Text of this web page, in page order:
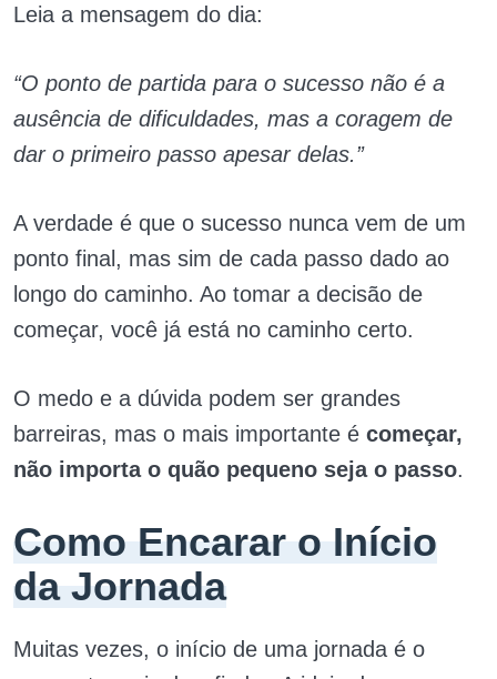
Leia a mensagem do dia:
“O ponto de partida para o sucesso não é a
ausência de dificuldades, mas a coragem de
dar o primeiro passo apesar delas.”
A verdade é que o sucesso nunca vem de um
ponto final, mas sim de cada passo dado ao
longo do caminho. Ao tomar a decisão de
começar, você já está no caminho certo.
O medo e a dúvida podem ser grandes
barreiras, mas o mais importante é começar,
não importa o quão pequeno seja o passo.
Como Encarar o Início
da Jornada
Muitas vezes, o início de uma jornada é o